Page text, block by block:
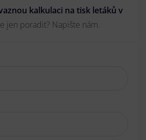
kalkulaci na tisk letáků v
jen poradit? Napište nám.